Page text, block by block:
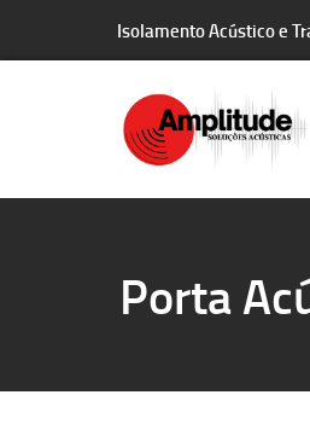
Isolamento Acústico e
Porta